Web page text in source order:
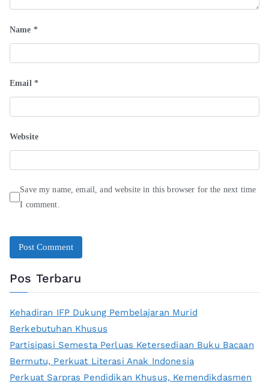
Name *
Email *
Website
Save my name, email, and website in this browser for the next time
I comment.
Pos Terbaru
Kehadiran IFP Dukung Pembelajaran Murid
Berkebutuhan Khusus
Partisipasi Semesta Perluas Ketersediaan Buku Bacaan
Bermutu, Perkuat Literasi Anak Indonesia
Perkuat Sarpras Pendidikan Khusus, Kemendikdasmen